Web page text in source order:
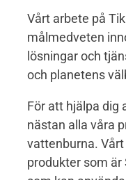
Vårt arbete på
målmedveten
lösningar och
och planetens
För att hjälpa dig
nästan alla våra
vattenburna.
produkter som är